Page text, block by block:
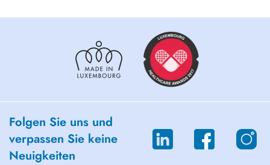
Folgen Sie uns und
verpassen Sie keine
Neuigkeiten